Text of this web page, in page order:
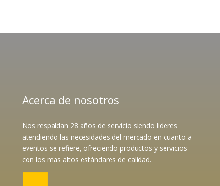
Acerca de nosotros
Nos respaldan 28 años de servicio siendo lideres
atendiendo las necesidades del mercado en cuanto a
eventos se refiere, ofreciendo productos y servicios
con los mas altos estándares de calidad.